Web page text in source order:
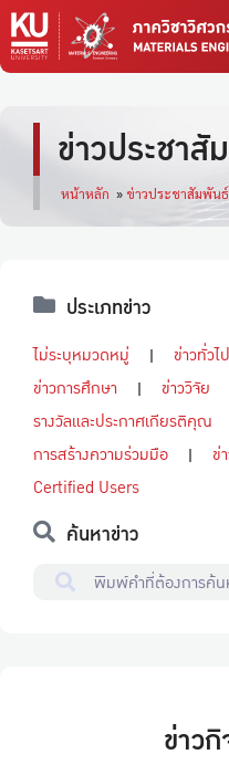
ข่าวประชา
หน้าหลัก » ข่าวประชาสัมพันธ์
ประเภทข่าว
ไม่ระบุหมวดหมู่ ข่าวทั่วไป
ข่าวการศึกษา
ข่าววิจัย
รางวัลและประกาศเกียรติคุณ
การสร้างความร่วมมือ
ข่
Certified Users
ค้นหาข่าว
ข่าว